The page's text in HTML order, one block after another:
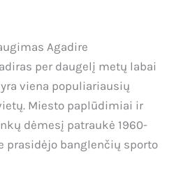
Agadire
per daugelį metų labai
viena populiariausių
Miesto paplūdimiai ir
dėmesį patraukė 1960-
prasidėjo banglenčių sporto